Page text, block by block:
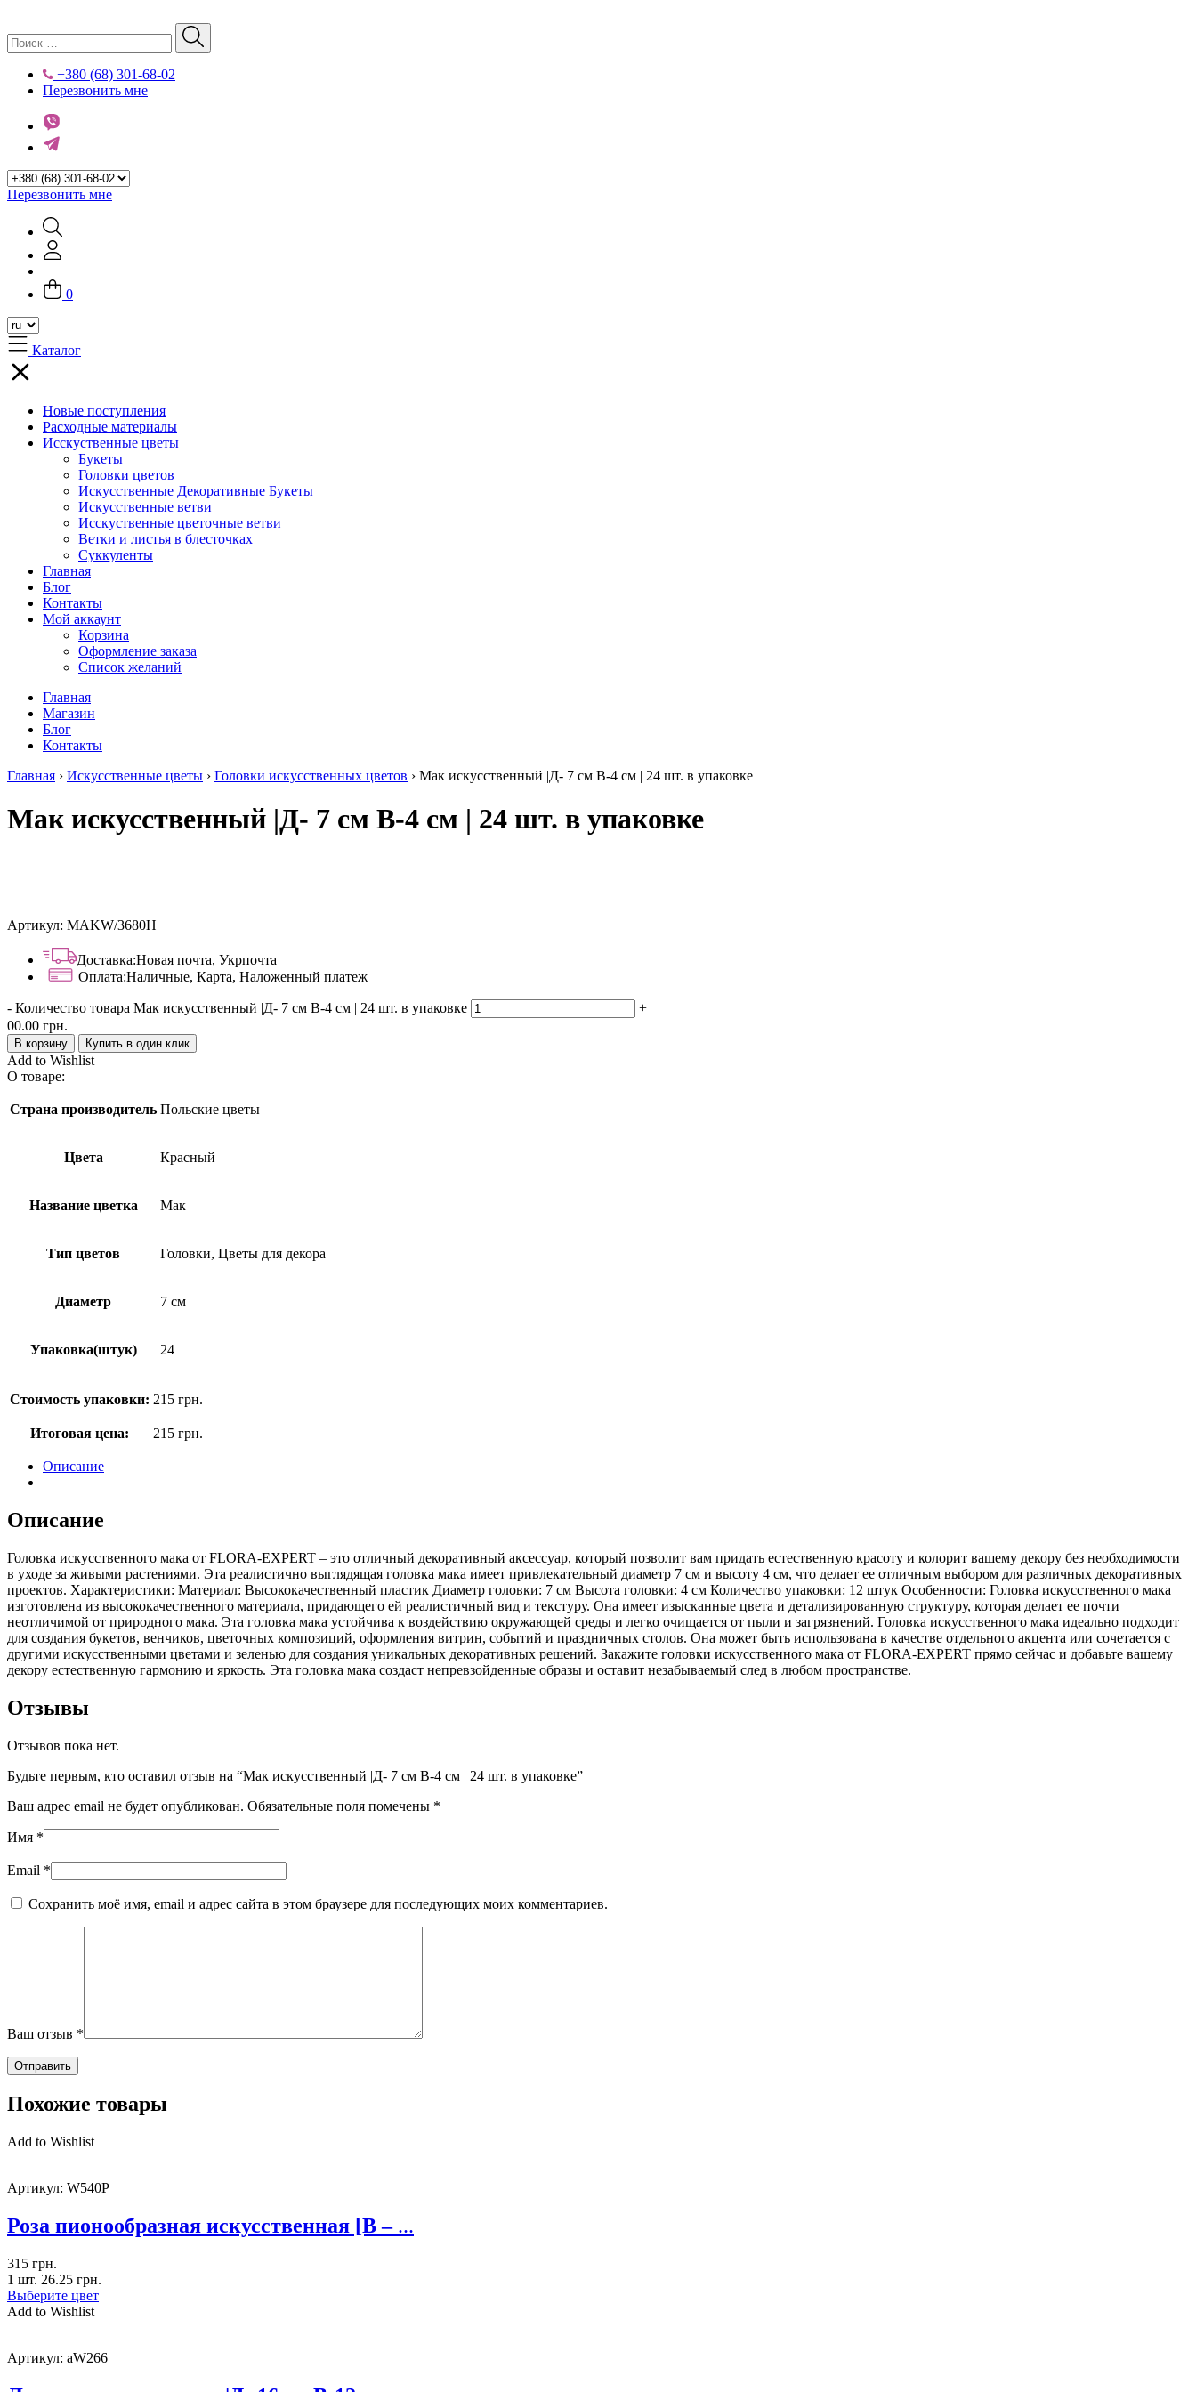
+380 (68) 301-68-02
Перезвонить мне
Перезвонить мне
0
Каталог
Новые поступления
Расходные материалы
Исскуственные цветы
Букеты
Головки цветов
Искусственные Декоративные Букеты
Искусственные ветви
Исскуственные цветочные ветви
Ветки и листья в блесточках
Суккуленты
Главная
Блог
Контакты
Мой аккаунт
Корзина
Оформление заказа
Список желаний
Главная
Магазин
Блог
Контакты
Главная › Искусственные цветы › Головки искусственных цветов › Мак искусственный |Д- 7 см В-4 см | 24 шт. в упаковке
Мак искусственный |Д- 7 см В-4 см | 24 шт. в упаковке
Артикул: MAKW/3680H
Доставка:Новая почта, Укрпочта
Оплата:Наличные, Карта, Наложенный платеж
- Количество товара Мак искусственный |Д- 7 см В-4 см | 24 шт. в упаковке
+
00.00 грн.
В корзину Купить в один клик
Add to Wishlist
О товаре:
Страна производитель Польские цветы
Цвета Красный
Название цветка Мак
Тип цветов Головки, Цветы для декора
Диаметр 7 см
Упаковка(штук) 24
Стоимость упаковки: 215 грн.
Итоговая цена: 215 грн.
Описание
Описание
Головка искусственного мака от FLORA-EXPERT – это отличный декоративный аксессуар, который позволит вам придать естественную красоту и колорит вашему декору без необходимости
в уходе за живыми растениями. Эта реалистично выглядящая головка мака имеет привлекательный диаметр 7 см и высоту 4 см, что делает ее отличным выбором для различных декоративных
проектов. Характеристики: Материал: Высококачественный пластик Диаметр головки: 7 см Высота головки: 4 см Количество упаковки: 12 штук Особенности: Головка искусственного мака
изготовлена из высококачественного материала, придающего ей реалистичный вид и текстуру. Она имеет изысканные цвета и детализированную структуру, которая делает ее почти
неотличимой от природного мака. Эта головка мака устойчива к воздействию окружающей среды и легко очищается от пыли и загрязнений. Головка искусственного мака идеально подходит
для создания букетов, венчиков, цветочных композиций, оформления витрин, событий и праздничных столов. Она может быть использована в качестве отдельного акцента или сочетается с
другими искусственными цветами и зеленью для создания уникальных декоративных решений. Закажите головки искусственного мака от FLORA-EXPERT прямо сейчас и добавьте вашему
декору естественную гармонию и яркость. Эта головка мака создаст непревзойденные образы и оставит незабываемый след в любом пространстве.
Отзывы
Отзывов пока нет.
Будьте первым, кто оставил отзыв на “Мак искусственный |Д- 7 см В-4 см | 24 шт. в упаковке”
Ваш адрес email не будет опубликован. Обязательные поля помечены *
Имя *
Email *
Сохранить моё имя, email и адрес сайта в этом браузере для последующих моих комментариев.
Ваш отзыв *
Похожие товары
Add to Wishlist
Артикул: W540P
Роза пионообразная искусственная [В – ...
315 грн.
1 шт. 26.25 грн.
Выберите цвет
Add to Wishlist
Артикул: aW266